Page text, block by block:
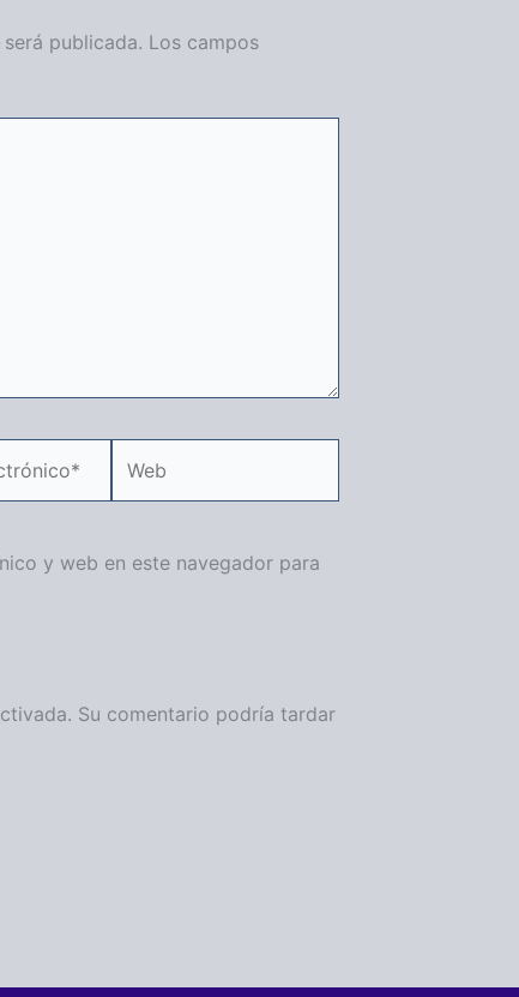
publicada. Los campos
y web en este navegador para
Su comentario podría tardar